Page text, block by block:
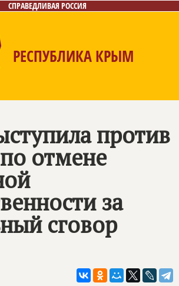
СПРАВЕДЛИВАЯ РОССИЯ
РЕСПУБЛИКА КРЫМ
против
отмене
за
сговор